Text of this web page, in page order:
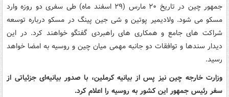
جمهور چین در تاریخ ۲۰ مارس (۲۹ اسفند ماه) طی سفری دو روزه وارد
مسکو می‌ شود. ولادیمیر پوتین و شی جین پینگ در مسکو درباره توسعه
شراکت‌ های جامع و همکاری‌ های راهبردی گفتگو خواهند کرد. در این
دیدار سندها و توافقات دو جانبه مهمی میان چین و روسیه به امضا خواهد
رسید.
وزارت خارجه چین نیز پس از بیانیه کرملین، با صدور بیانیه‌ای جزئیاتی از
سفر رئیس جمهور این کشور به روسیه را اعلام کرد.